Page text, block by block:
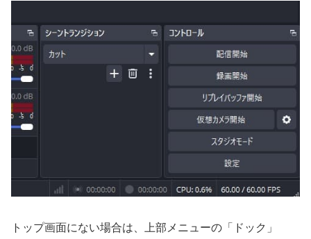
トップ画面にない場合は、上部メニューの「ドック」